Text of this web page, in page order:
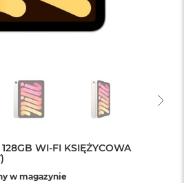
WI-FI KSIĘŻYCOWA
w magazynie